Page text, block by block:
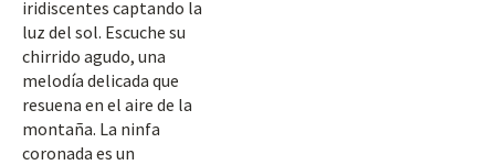
iridiscentes captando la
luz del sol. Escuche su
chirrido agudo, una
melodía delicada que
resuena en el aire de la
montaña. La ninfa
coronada es un